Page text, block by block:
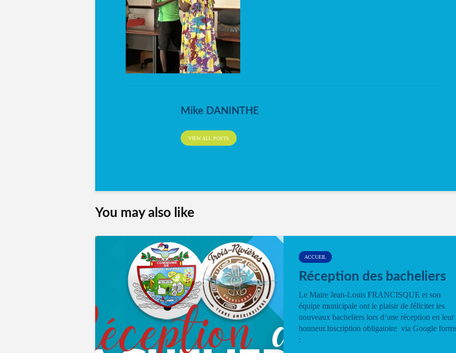
Mike DANINTHE
VIEW ALL POSTS
You may also like
ACCUEIL
Réception des bacheliers
Le Maire Jean-Louis FRANCISQUE et son
équipe municipale ont le plaisir de féliciter les
nouveaux bacheliers lors d’une réception en leur
honneur.Inscription obligatoire via Google
: